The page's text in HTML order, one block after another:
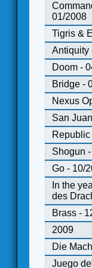
01/2008
Tigris &
Antiquity
Doom -
Bridge -
Nexus
San
Shogun
Go - 10/
In the
des
Brass -
2009
Die
Juego